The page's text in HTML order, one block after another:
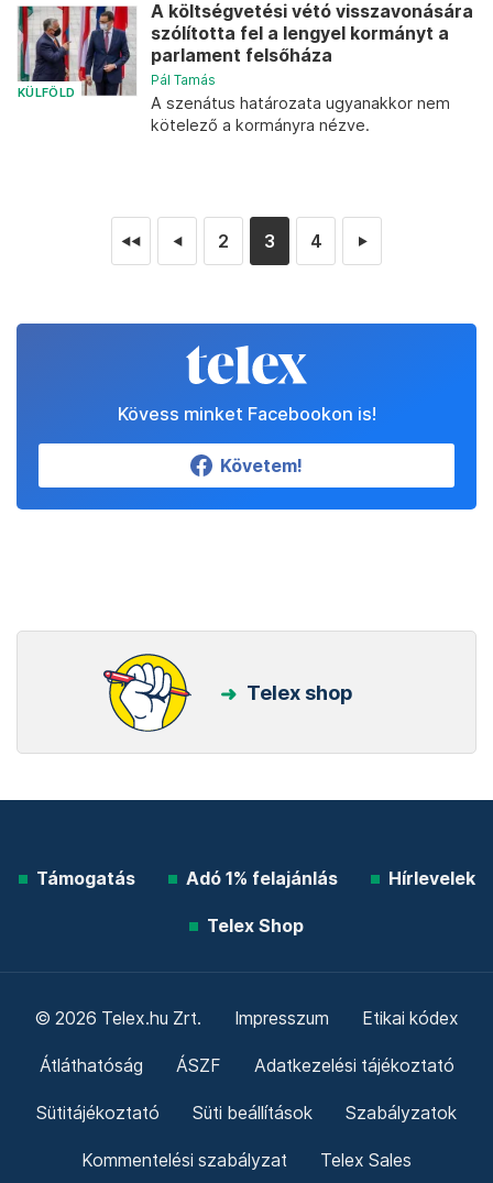
KÜLFÖLD
A költségvetési vétó visszavonására
szólította fel a lengyel kormányt a
parlament felsőháza
Pál Tamás
A szenátus határozata ugyanakkor nem
kötelező a kormányra nézve.
◄◄ ◄ 2 3 4 ►
Kövess minket Facebookon is!
Követem!
Telex shop
Támogatás Adó 1% felajánlás Hírlevelek
Telex Shop
© 2026 Telex.hu Zrt. Impresszum Etikai kódex
Átláthatóság ÁSZF Adatkezelési tájékoztató
Sütitájékoztató Süti beállítások Szabályzatok
Kommentelési szabályzat Telex Sales